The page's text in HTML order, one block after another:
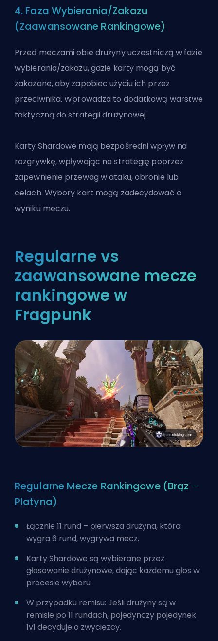
4. Faza Wybierania/Zakazu
(Zaawansowane Rankingowe)
Przed meczami obie drużyny uczestniczą w fazie
wybierania/zakazu, gdzie karty mogą być
zakazane, aby zapobiec użyciu ich przez
przeciwnika. Wprowadza to dodatkową warstwę
taktyczną do strategii drużynowej.
Karty Shardowe mają bezpośredni wpływ na
rozgrywkę, wpływając na strategię poprzez
zapewnienie przewag w ataku, obronie lub
celach. Wybory kart mogą zadecydować o
wyniku meczu.
Regularne vs
zaawansowane mecze
rankingowe w
Fragpunk
Regularne Mecze Rankingowe (Brąz –
Platyna)
Łącznie 11 rund – pierwsza drużyna, która
wygra 6 rund, wygrywa mecz.
Karty Shardowe są wybierane przez
głosowanie drużynowe, dając każdemu głos w
procesie wyboru.
W przypadku remisu: Jeśli drużyny są w
remisie po 11 rundach, pojedynczy pojedynek
1v1 decyduje o zwycięzcy.